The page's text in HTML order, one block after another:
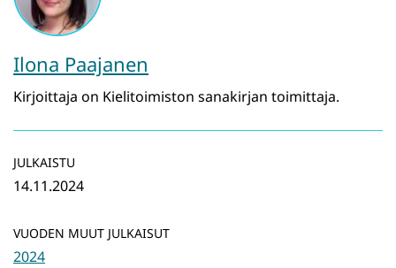
Ilona Paajanen
Kirjoittaja on Kielitoimiston sanakirjan toimittaja.
JULKAISTU
14.11.2024
VUODEN MUUT JULKAISUT
2024